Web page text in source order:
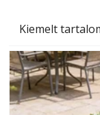
Kiemelt